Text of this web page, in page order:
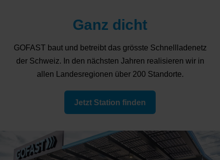
Ganz dicht
GOFAST baut und betreibt das grösste Schnellladenetz
der Schweiz. In den nächsten Jahren realisieren wir in
allen Landesregionen über 200 Standorte.
Jetzt Station finden